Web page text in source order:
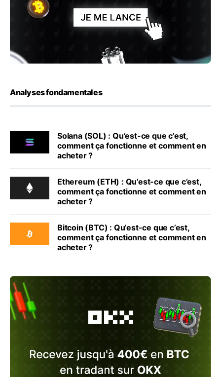
Analyses fondamentales
Solana (SOL) : Qu’est-ce que c’est,
comment ça fonctionne et comment en
acheter ?
Ethereum (ETH) : Qu’est-ce que c’est,
comment ça fonctionne et comment en
acheter ?
Bitcoin (BTC) : Qu’est-ce que c’est,
comment ça fonctionne et comment en
acheter ?